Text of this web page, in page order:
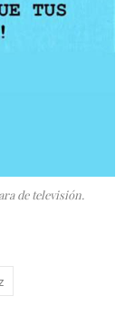
de televisión.